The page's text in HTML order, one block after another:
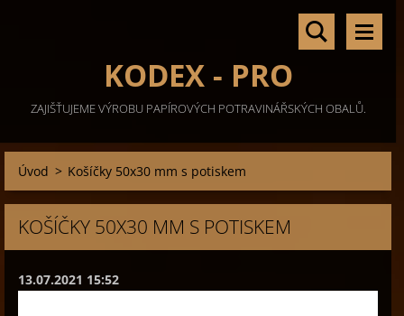
KODEX - PRO
ZAJIŠŤUJEME VÝROBU PAPÍROVÝCH POTRAVINÁŘSKÝCH OBALŮ.
Úvod > Košíčky 50x30 mm s potiskem
KOŠÍČKY 50X30 MM S POTISKEM
13.07.2021 15:52